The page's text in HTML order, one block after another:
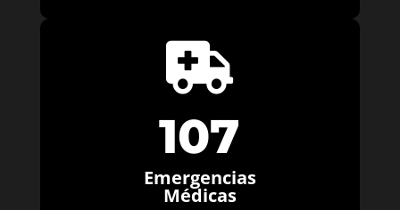

107
Emergencias
Médicas